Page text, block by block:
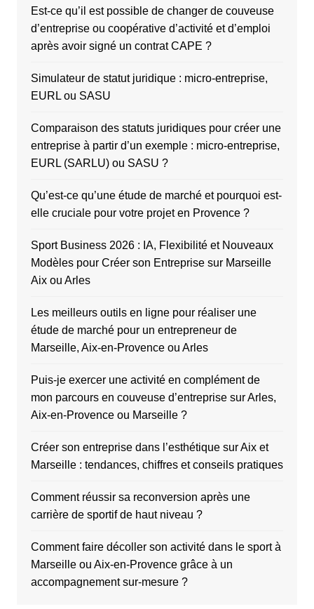
Est-ce qu’il est possible de changer de couveuse
d’entreprise ou coopérative d’activité et d’emploi
après avoir signé un contrat CAPE ?
Simulateur de statut juridique : micro-entreprise,
EURL ou SASU
Comparaison des statuts juridiques pour créer une
entreprise à partir d’un exemple : micro-entreprise,
EURL (SARLU) ou SASU ?
Qu’est-ce qu’une étude de marché et pourquoi est-
elle cruciale pour votre projet en Provence ?
Sport Business 2026 : IA, Flexibilité et Nouveaux
Modèles pour Créer son Entreprise sur Marseille
Aix ou Arles
Les meilleurs outils en ligne pour réaliser une
étude de marché pour un entrepreneur de
Marseille, Aix-en-Provence ou Arles
Puis-je exercer une activité en complément de
mon parcours en couveuse d’entreprise sur Arles,
Aix-en-Provence ou Marseille ?
Créer son entreprise dans l’esthétique sur Aix et
Marseille : tendances, chiffres et conseils pratiques
Comment réussir sa reconversion après une
carrière de sportif de haut niveau ?
Comment faire décoller son activité dans le sport à
Marseille ou Aix-en-Provence grâce à un
accompagnement sur-mesure ?